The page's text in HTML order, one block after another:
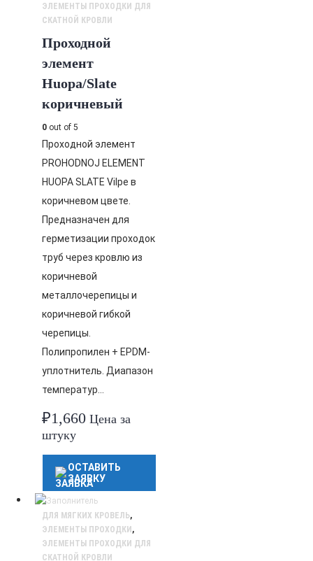
ЭЛЕМЕНТЫ ПРОХОДКИ ДЛЯ
СКАТНОЙ КРОВЛИ
Проходной
элемент
Huopa/Slate
коричневый
0 out of 5
Проходной элемент
PROHODNOJ ELEMENT
HUOPA SLATE Vilpe в
коричневом цвете.
Предназначен для
герметизации проходок
труб через кровлю из
коричневой
металлочерепицы и
коричневой гибкой
черепицы.
Полипропилен + EPDM-
уплотнитель. Диапазон
температур…
₽1,660 Цена за
штуку
ОСТАВИТЬ
ЗАЯВКУ
ДЛЯ МЯГКИХ КРОВЕЛЬ,
ЭЛЕМЕНТЫ ПРОХОДКИ,
ЭЛЕМЕНТЫ ПРОХОДКИ ДЛЯ
СКАТНОЙ КРОВЛИ